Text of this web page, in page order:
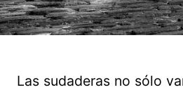
Las sudaderas no sólo